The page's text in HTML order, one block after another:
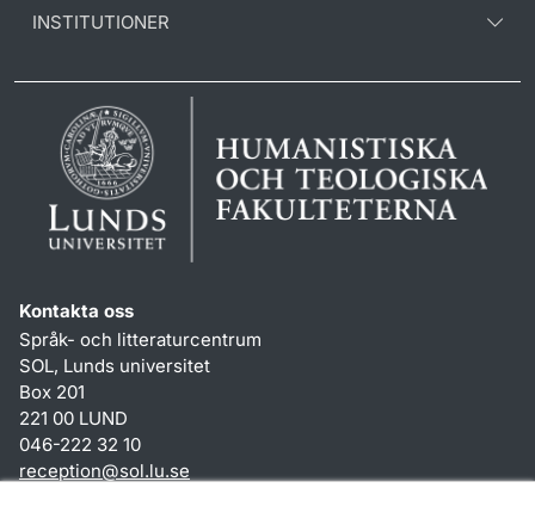
INSTITUTIONER
Kontakta oss
Språk- och litteraturcentrum
SOL, Lunds universitet
Box 201
221 00 LUND
046-222 32 10
reception@sol.lu.se